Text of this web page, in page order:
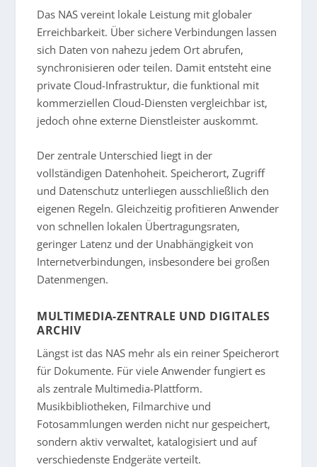
Das NAS vereint lokale Leistung mit globaler
Erreichbarkeit. Über sichere Verbindungen lassen
sich Daten von nahezu jedem Ort abrufen,
synchronisieren oder teilen. Damit entsteht eine
private Cloud-Infrastruktur, die funktional mit
kommerziellen Cloud-Diensten vergleichbar ist,
jedoch ohne externe Dienstleister auskommt.
Der zentrale Unterschied liegt in der
vollständigen Datenhoheit. Speicherort, Zugriff
und Datenschutz unterliegen ausschließlich den
eigenen Regeln. Gleichzeitig profitieren Anwender
von schnellen lokalen Übertragungsraten,
geringer Latenz und der Unabhängigkeit von
Internetverbindungen, insbesondere bei großen
Datenmengen.
MULTIMEDIA-ZENTRALE UND DIGITALES
ARCHIV
Längst ist das NAS mehr als ein reiner Speicherort
für Dokumente. Für viele Anwender fungiert es
als zentrale Multimedia-Plattform.
Musikbibliotheken, Filmarchive und
Fotosammlungen werden nicht nur gespeichert,
sondern aktiv verwaltet, katalogisiert und auf
verschiedenste Endgeräte verteilt.